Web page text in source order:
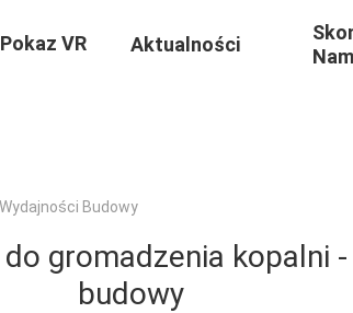
Pokaz VR Aktualności
Budowy
gromadzenia kopalni
budowy